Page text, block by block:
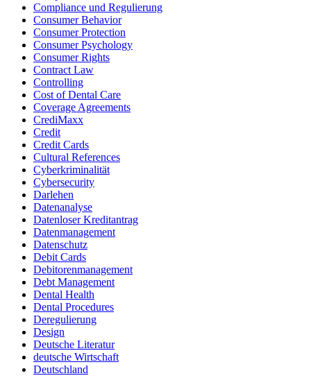
Compliance und Regulierung
Consumer Behavior
Consumer Protection
Consumer Psychology
Consumer Rights
Contract Law
Controlling
Cost of Dental Care
Coverage Agreements
CrediMaxx
Credit
Credit Cards
Cultural References
Cyberkriminalität
Cybersecurity
Darlehen
Datenanalyse
Datenloser Kreditantrag
Datenmanagement
Datenschutz
Debit Cards
Debitorenmanagement
Debt Management
Dental Health
Dental Procedures
Deregulierung
Design
Deutsche Literatur
deutsche Wirtschaft
Deutschland